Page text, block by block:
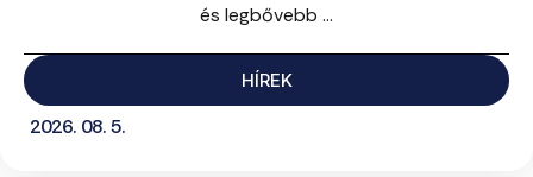
és legbővebb ...
HÍREK
2026. 08. 5.